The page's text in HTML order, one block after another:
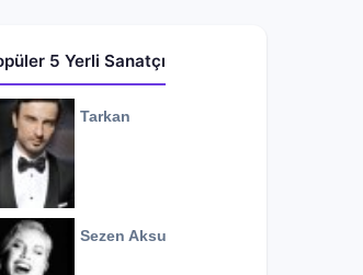
5 Yerli Sanatçı
Tarkan
Sezen Aksu